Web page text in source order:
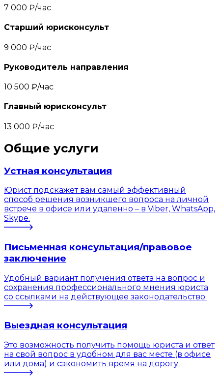
7 000 ₽/час
Старший юрисконсульт
9 000 ₽/час
Руководитель направления
10 500 ₽/час
Главный юрисконсульт
13 000 ₽/час
Общие услуги
Устная консультация
Юрист подскажет вам самый эффективный
способ решения возникшего вопроса на личной
встрече в офисе или удаленно – в Viber, WhatsApp,
Skype.
Письменная консультация/правовое
заключение
Удобный вариант получения ответа на вопрос и
сохранения профессионального мнения юриста
со ссылками на действующее законодательство.
Выездная консультация
Это возможность получить помощь юриста и ответ
на свой вопрос в удобном для вас месте (в офисе
или дома) и сэкономить время на дорогу.